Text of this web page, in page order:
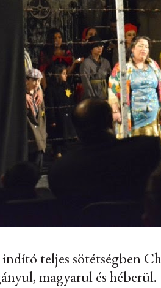
teljes sötétségben
magyarul és héberül.